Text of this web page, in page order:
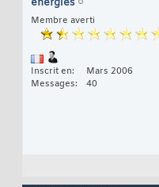
energies
Membre averti
Inscrit en
Mars 2006
Messages
40